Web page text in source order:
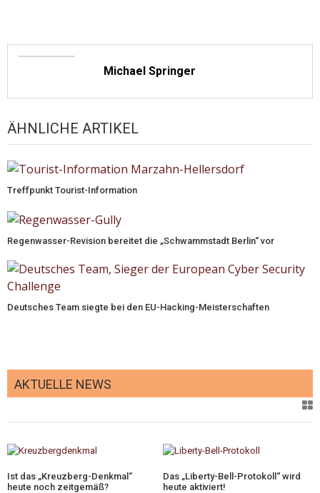
Michael Springer
ÄHNLICHE ARTIKEL
Treffpunkt Tourist-Information
Regenwasser-Revision bereitet die „Schwammstadt Berlin“ vor
Deutsches Team siegte bei den EU-Hacking-Meisterschaften
AKTUELLE NEWS
Ist das „Kreuzberg-Denkmal“
heute noch zeitgemäß?
Das „Liberty-Bell-Protokoll“ wird
heute aktiviert!